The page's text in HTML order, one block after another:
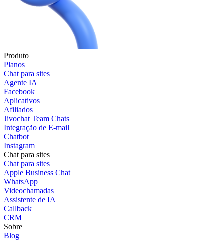
Produto
Planos
Chat para sites
Agente IA
Facebook
Aplicativos
Afiliados
Jivochat Team Chats
Integração de E-mail
Chatbot
Instagram
Chat para sites
Chat para sites
Apple Business Chat
WhatsApp
Videochamadas
Assistente de IA
Callback
CRM
Sobre
Blog